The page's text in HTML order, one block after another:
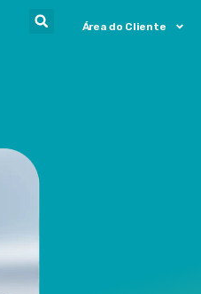
Área do Cliente